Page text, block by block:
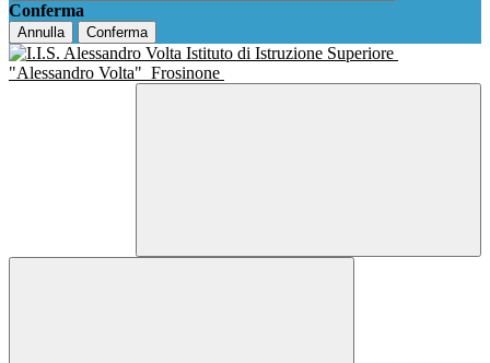
Conferma
Annulla Conferma
Istituto di Istruzione Superiore
"Alessandro Volta" Frosinone